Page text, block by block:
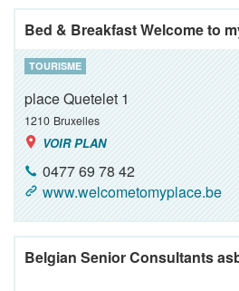
Bed & Breakfast Welcome to
TOURISME
place Quetelet 1
1210 Bruxelles
VOIR PLAN
0477 69 78 42
www.welcometomyplace.be
Belgian Senior Consultants